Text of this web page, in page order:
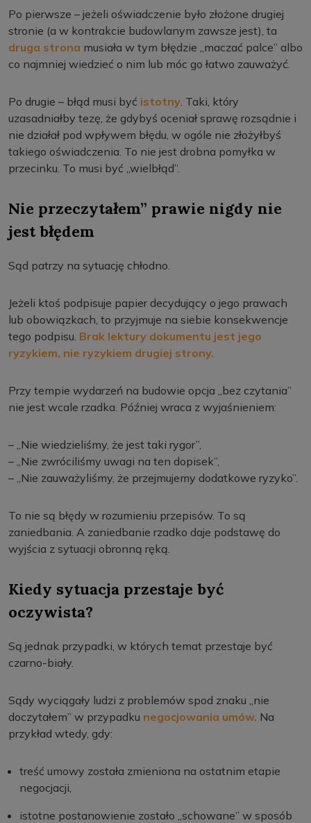
Po pierwsze – jeżeli oświadczenie było złożone drugiej
stronie (a w kontrakcie budowlanym zawsze jest), ta
druga strona musiała w tym błędzie „maczać palce” albo
co najmniej wiedzieć o nim lub móc go łatwo zauważyć.
Po drugie – błąd musi być istotny. Taki, który
uzasadniałby tezę, że gdybyś oceniał sprawę rozsądnie i
nie działał pod wpływem błędu, w ogóle nie złożyłbyś
takiego oświadczenia. To nie jest drobna pomyłka w
przecinku. To musi być „wielbłąd”.
Nie przeczytałem” prawie nigdy nie
jest błędem
Sąd patrzy na sytuację chłodno.
Jeżeli ktoś podpisuje papier decydujący o jego prawach
lub obowiązkach, to przyjmuje na siebie konsekwencje
tego podpisu. Brak lektury dokumentu jest jego
ryzykiem, nie ryzykiem drugiej strony.
Przy tempie wydarzeń na budowie opcja „bez czytania”
nie jest wcale rzadka. Później wraca z wyjaśnieniem:
– „Nie wiedzieliśmy, że jest taki rygor”,
– „Nie zwróciliśmy uwagi na ten dopisek”,
– „Nie zauważyliśmy, że przejmujemy dodatkowe ryzyko”.
To nie są błędy w rozumieniu przepisów. To są
zaniedbania. A zaniedbanie rzadko daje podstawę do
wyjścia z sytuacji obronną ręką.
Kiedy sytuacja przestaje być
oczywista?
Są jednak przypadki, w których temat przestaje być
czarno-biały.
Sądy wyciągały ludzi z problemów spod znaku „nie
doczytałem” w przypadku negocjowania umów. Na
przykład wtedy, gdy:
treść umowy została zmieniona na ostatnim etapie
negocjacji,
istotne postanowienie zostało „schowane” w sposób